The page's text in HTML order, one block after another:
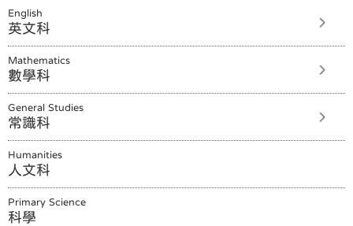
English
英文科
Mathematics
數學科
General Studies
常識科
Humanities
人文科
Primary Science
科學